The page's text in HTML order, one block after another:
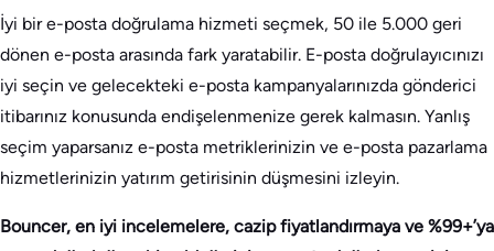
İyi bir e-posta doğrulama hizmeti seçmek, 50 ile 5.000 geri
dönen e-posta arasında fark yaratabilir. E-posta doğrulayıcınızı
iyi seçin ve gelecekteki e-posta kampanyalarınızda gönderici
itibarınız konusunda endişelenmenize gerek kalmasın. Yanlış
seçim yaparsanız e-posta metriklerinizin ve e-posta pazarlama
hizmetlerinizin yatırım getirisinin düşmesini izleyin.
Bouncer, en iyi incelemelere, cazip fiyatlandırmaya ve %99+’ya